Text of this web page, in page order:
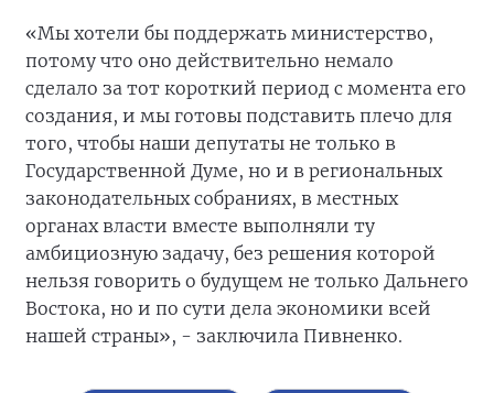
«Мы хотели бы поддержать министерство,
потому что оно действительно немало
сделало за тот короткий период с момента его
создания, и мы готовы подставить плечо для
того, чтобы наши депутаты не только в
Государственной Думе, но и в региональных
законодательных собраниях, в местных
органах власти вместе выполняли ту
амбициозную задачу, без решения которой
нельзя говорить о будущем не только Дальнего
Востока, но и по сути дела экономики всей
нашей страны», - заключила Пивненко.